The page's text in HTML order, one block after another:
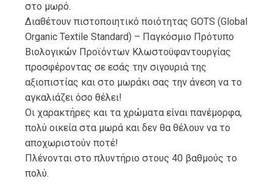
στο μωρό.
Διαθέτουν πιστοποιητικό ποιότητας GOTS (Global
Organic Textile Standard) – Παγκόσμιο Πρότυπο
Βιολογικών Προϊόντων Κλωστοϋφαντουργίας
προσφέροντας σε εσάς την σιγουριά της
αξιοπιστίας και στο μωράκι σας την άνεση να το
αγκαλιάζει όσο θέλει!
Οι χαρακτήρες και τα χρώματα είναι πανέμορφα,
πολύ οικεία στα μωρά και δεν θα θέλουν να το
αποχωριστούν ποτέ!
Πλένονται στο πλυντήριο στους 40 βαθμούς το
πολύ.